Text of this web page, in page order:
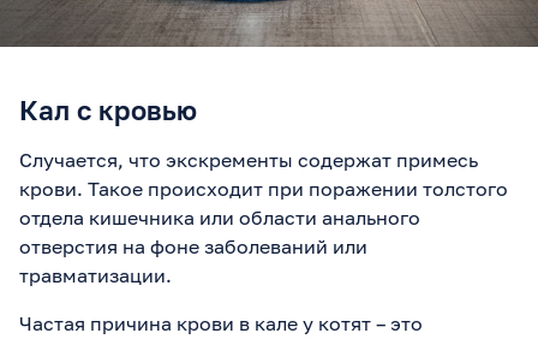
Кал с кровью
Случается, что экскременты содержат примесь
крови. Такое происходит при поражении толстого
отдела кишечника или области анального
отверстия на фоне заболеваний или
травматизации.
Частая причина крови в кале у котят – это